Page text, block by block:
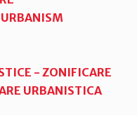
- ZONIFICARE
URBANISTICA